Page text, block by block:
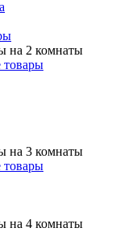
на 2 комнаты
товары
на 3 комнаты
товары
на 4 комнаты